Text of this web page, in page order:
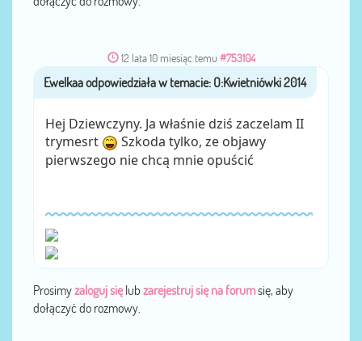
12 lata 10 miesiąc temu #753104
przezEwelkaa
Hej Dziewczyny. Ja właśnie dziś zaczelam II
trymesrt
Szkoda tylko, ze objawy
pierwszego nie chcą mnie opuścić
Prosimyzaloguj sięlub zarejestruj się na forumsię, aby
dołączyć do rozmowy.